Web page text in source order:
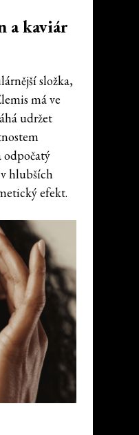
a kaviár
složka,
má ve
udržet
odpočatý
hlubších
efekt.